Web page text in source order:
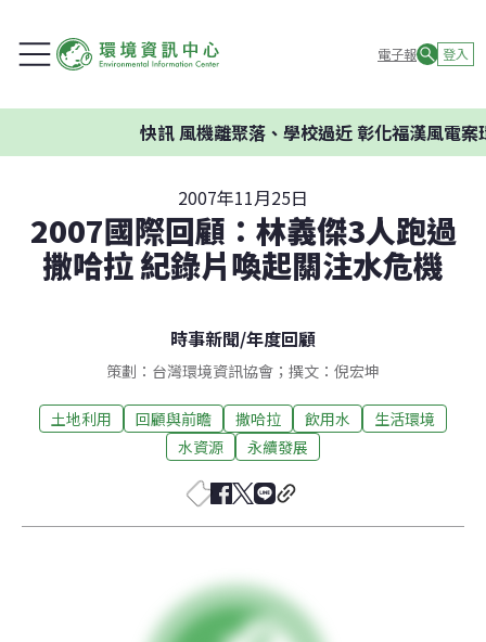
電子報 登入
快訊風機離聚落、學校過近 彰化福漢風電案環
2007年11月25日
2007國際回顧：林義傑3人跑過
撒哈拉 紀錄片喚起關注水危機
時事新聞/年度回顧
策劃：台灣環境資訊協會；撰文：倪宏坤
土地利用 回顧與前瞻 撒哈拉 飲用水
生活環境
水資源
永續發展